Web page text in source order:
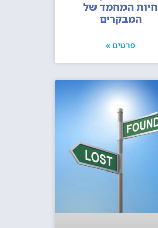
חיות המחמד של
המבקרים
פרטים »